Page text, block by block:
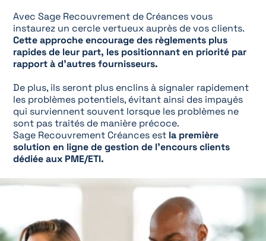
Avec Sage Recouvrement de Créances vous
instaurez un cercle vertueux auprès de vos clients.
Cette approche encourage des règlements plus
rapides de leur part, les positionnant en priorité par
rapport à d’autres fournisseurs.
De plus, ils seront plus enclins à signaler rapidement
les problèmes potentiels, évitant ainsi des impayés
qui surviennent souvent lorsque les problèmes ne
sont pas traités de manière précoce.
Sage Recouvrement Créances est la première
solution en ligne de gestion de l’encours clients
dédiée aux PME/ETI.